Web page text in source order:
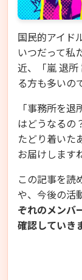
国民的アイド
いつだって私
近、「嵐 退所
る方も多いの
「事務所を
はどうなるの
たどり着いた
お届けします
この記事を読
や、今後の活
ぞれのメンバ
確認していき